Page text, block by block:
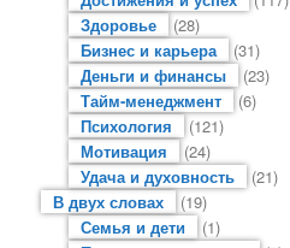
Здоровье
(28)
Бизнес и карьера
(31)
Деньги и финансы
(23)
Тайм-менеджмент
(6)
Психология
(121)
Мотивация
(24)
Удача и духовность
(21)
В двух словах
(19)
Семья и дети
(1)